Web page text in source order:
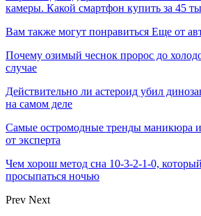
камеры. Какой смартфон купить за 45
Вам также могут понравиться Еще от
Почему озимый чеснок пророс до
случае
Действительно ли астероид убил
на самом деле
Самые остромодные тренды маникюра
от эксперта
Чем хорош метод сна 10-3-2-1-0,
просыпаться ночью
Prev Next